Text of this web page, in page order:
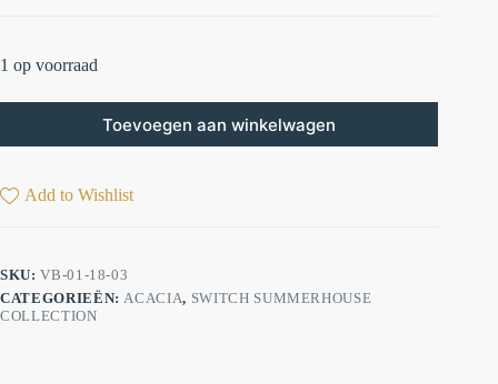
1 op voorraad
Toevoegen aan winkelwagen
Add to Wishlist
SKU:VB-01-18-03
CATEGORIEËN: ACACIA, SWITCH SUMMERHOUSE
COLLECTION